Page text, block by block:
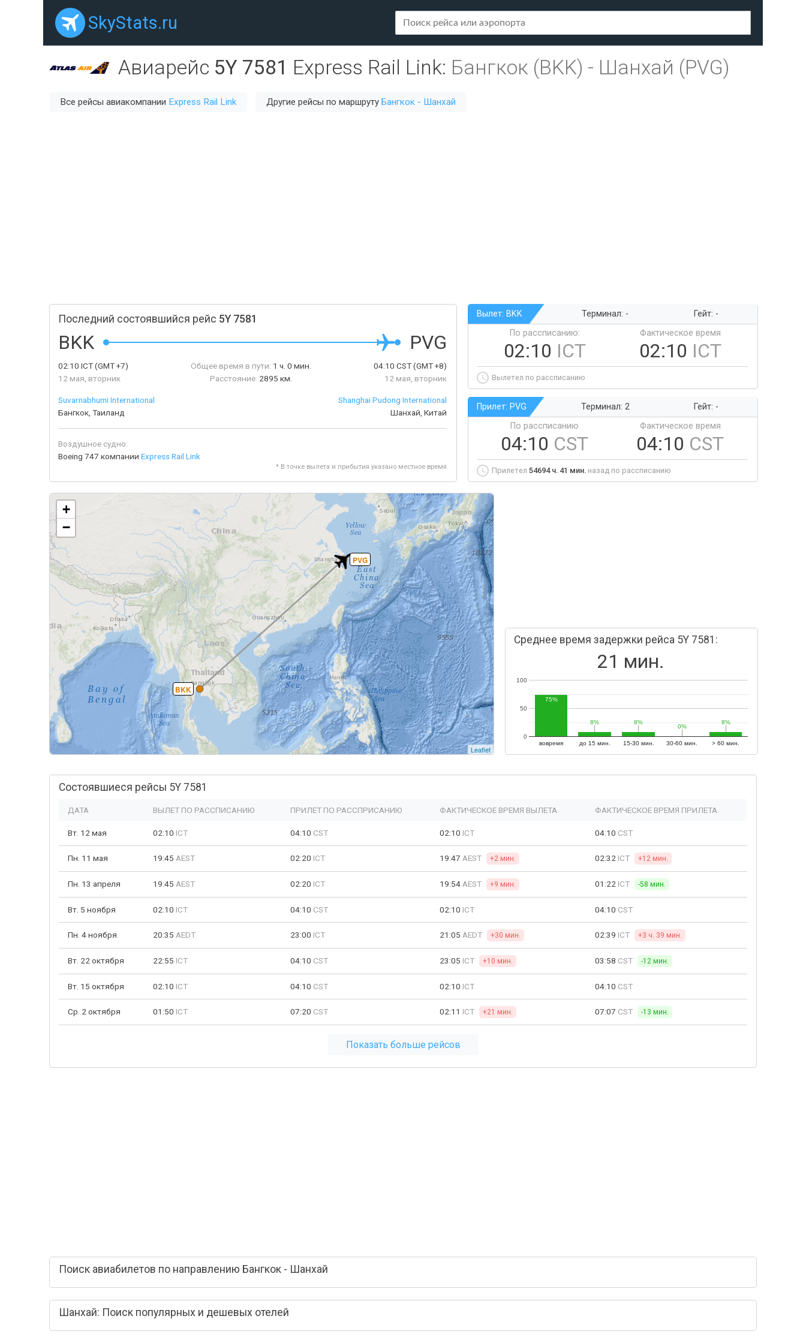
SkyStats.ru
Авиарейс 5Y 7581 Express Rail Link: Бангкок (BKK) - Шанхай (PVG)
Все рейсы авиакомпании Express Rail Link Другие рейсы по маршруту Бангкок - Шанхай
Последний состоявшийся рейс 5Y 7581
BKK PVG
02:10 ICT(GMT +7)
12 мая, вторник
Общее время в пути: 1 ч. 0 мин.
Расстояние: 2895 км.
04:10 CST(GMT +8)
12 мая, вторник
Suvarnabhumi International
Бангкок, Таиланд
Shanghai Pudong International
Шанхай, Китай
Воздушное судно:
Boeing 747 компании Express Rail Link
* В точке вылета и прибытия указано местное время
Вылет: BKK Терминал: -
Гейт: -
По рассписанию:
02:10 ICT
Фактическое время
02:10 ICT
Вылетел по рассписанию
Прилет: PVG Терминал: 2
Гейт: -
По рассписанию
04:10 CST
Фактическое время
04:10 CST
Прилетел 54694 ч. 41 мин. назад по рассписанию
BKK
PVG
+
−
Leaflet
Среднее время задержки рейса 5Y 7581:
21 мин.
вовремя до 15 мин. 15-30 мин. 30-60 мин. > 60 мин.
0
50
100
75%
8%
8% 8%
8%
0%
0%
8%
8%
Состоявшиеся рейсы 5Y 7581
ДАТА ВЫЛЕТ ПО РАССПИСАНИЮ ПРИЛЕТ ПО РАССПРИСАНИЮ ФАКТИЧЕСКОЕ ВРЕМЯ ВЫЛЕТА ФАКТИЧЕСКОЕ ВРЕМЯ ПРИЛЕТА
Вт. 12 мая 02:10 ICT 04:10 CST 02:10 ICT 04:10 CST
Пн. 11 мая 19:45 AEST 02:20 ICT 19:47 AEST +2 мин. 02:32 ICT +12 мин.
Пн. 13 апреля 19:45 AEST 02:20 ICT 19:54 AEST +9 мин. 01:22 ICT -58 мин.
Вт. 5 ноября 02:10 ICT 04:10 CST 02:10 ICT 04:10 CST
Пн. 4 ноября 20:35 AEDT 23:00 ICT 21:05 AEDT +30 мин. 02:39 ICT +3 ч. 39 мин.
Вт. 22 октября 22:55 ICT 04:10 CST 23:05 ICT +10 мин. 03:58 CST -12 мин.
Вт. 15 октября 02:10 ICT 04:10 CST 02:10 ICT 04:10 CST
Ср. 2 октября 01:50 ICT 07:20 CST 02:11 ICT +21 мин. 07:07 CST -13 мин.
Показать больше рейсов
Поиск авиабилетов по направлению Бангкок - Шанхай
Шанхай: Поиск популярных и дешевых отелей